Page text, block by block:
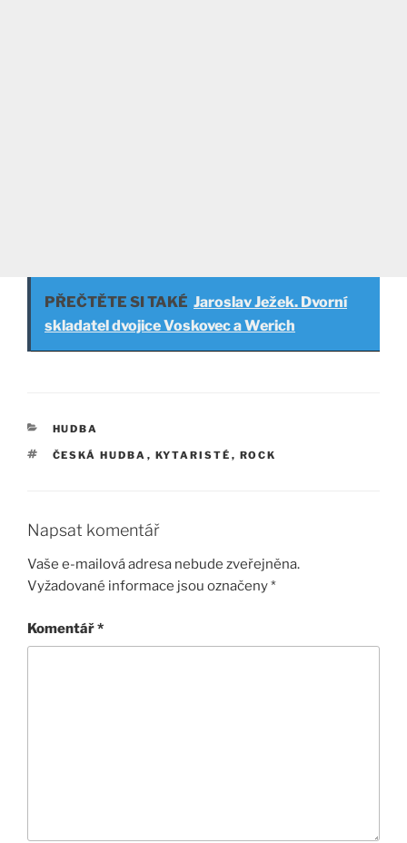
PŘEČTĚTE SI TAKÉ Jaroslav Ježek. Dvorní
skladatel dvojice Voskovec a Werich
RUBRIKY
HUDBA
ŠTÍTKY
ČESKÁ HUDBA , KYTARISTÉ , ROCK
Napsat komentář
Vaše e-mailová adresa nebude zveřejněna.
Vyžadované informace jsou označeny*
Komentář*